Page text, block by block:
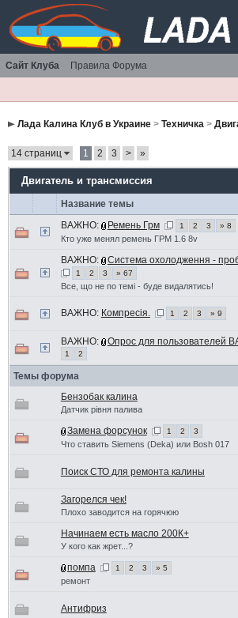
Сайт Клуба Правила Форума
Лада Калина Клуб в Украине> Техничка>
14 страниц 1 2 3 > »
Двигатель и трансмиссия
Название темы
ВАЖНО:
Ремень Грм 1 2 3 » 8
Кто уже менял ремень ГРМ 1.6 8v
ВАЖНО: Система охолодження -
1 2 3 » 67
Все, що не по темі - буде видалятись!
ВАЖНО: Компресія. 1 2 3 » 9
ВАЖНО: Опрос для пользователей
1 2
Темы форума
Бензобак калина
Датчик рівня палива
Замена форсунок 1 2 3
Что ставить Siemens (Deka) или Bosh 017
Поиск СТО для ремонта калины
Загорелся чек!
Плохо заводится на горячюю
Начинаем есть масло 200К+
У кого как жрет...?
помпа 1 2 3 » 5
ремонт
Антифриз